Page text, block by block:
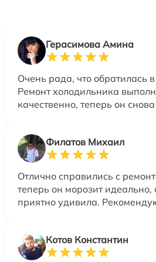
Герасимова Амина
Очень рада, что обратилась
Ремонт холодильника
качественно, теперь он
Филатов Михаил
Отлично справились с
теперь он морозит идеально,
приятно удивила.
Котов Константин